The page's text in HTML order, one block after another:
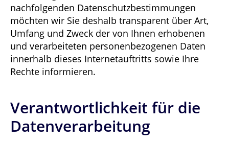
nachfolgenden Datenschutzbestimmungen
möchten wir Sie deshalb transparent über Art,
Umfang und Zweck der von Ihnen erhobenen
und verarbeiteten personenbezogenen Daten
innerhalb dieses Internetauftritts sowie Ihre
Rechte informieren.
Verantwortlichkeit für die
Datenverarbeitung